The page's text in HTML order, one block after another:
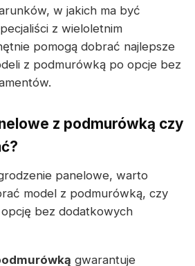
w jakich ma być
z wieloletnim
pomogą dobrać najlepsze
z podmurówką po opcje bez
z podmurówką czy
panelowe, warto
model z podmurówką, czy
bez dodatkowych
gwarantuje